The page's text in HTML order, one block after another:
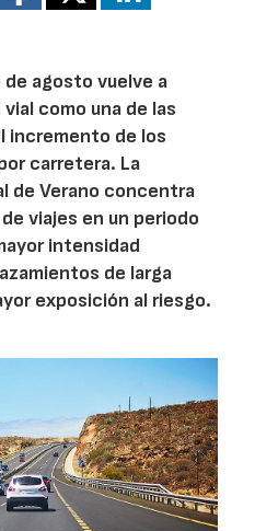
de agosto vuelve a
como una de las
incremento de los
carretera. La
de Verano concentra
viajes en un periodo
intensidad
de larga
exposición al riesgo.